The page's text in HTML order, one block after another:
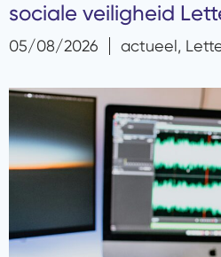
sociale veiligheid
05/08/2026 actueel,